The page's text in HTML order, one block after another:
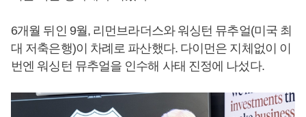
6개월 뒤인 9월, 리먼브라더스와 워싱턴 뮤추얼(미국 최
대 저축은행)이 차례로 파산했다. 다이먼은 지체없이 이
번엔 워싱턴 뮤추얼을 인수해 사태 진정에 나섰다.